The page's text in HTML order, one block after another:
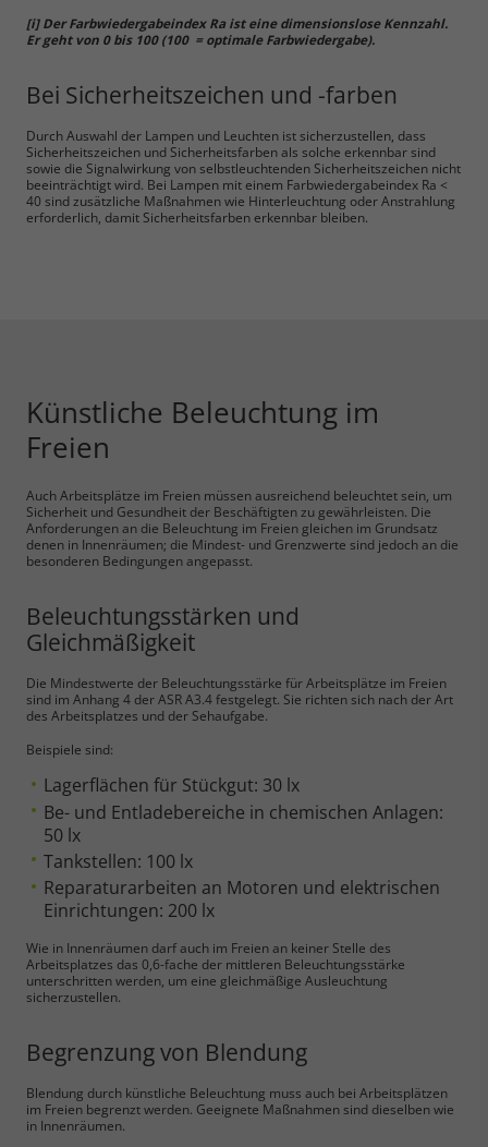
[i] Der Farbwiedergabeindex Ra ist eine dimensionslose Kennzahl.
Er geht von 0 bis 100 (100 = optimale Farbwiedergabe).
Bei Sicherheitszeichen und -farben
Durch Auswahl der Lampen und Leuchten ist sicherzustellen, dass
Sicherheitszeichen und Sicherheitsfarben als solche erkennbar sind
sowie die Signalwirkung von selbstleuchtenden Sicherheitszeichen nicht
beeinträchtigt wird. Bei Lampen mit einem Farbwiedergabeindex Ra <
40 sind zusätzliche Maßnahmen wie Hinterleuchtung oder Anstrahlung
erforderlich, damit Sicherheitsfarben erkennbar bleiben.
Künstliche Beleuchtung im
Freien
Auch Arbeitsplätze im Freien müssen ausreichend beleuchtet sein, um
Sicherheit und Gesundheit der Beschäftigten zu gewährleisten. Die
Anforderungen an die Beleuchtung im Freien gleichen im Grundsatz
denen in Innenräumen; die Mindest- und Grenzwerte sind jedoch an die
besonderen Bedingungen angepasst.
Beleuchtungsstärken und
Gleichmäßigkeit
Die Mindestwerte der Beleuchtungsstärke für Arbeitsplätze im Freien
sind im Anhang 4 der ASR A3.4 festgelegt. Sie richten sich nach der Art
des Arbeitsplatzes und der Sehaufgabe.
Beispiele sind:
Lagerflächen für Stückgut: 30 lx
Be- und Entladebereiche in chemischen Anlagen:
50 lx
Tankstellen: 100 lx
Reparaturarbeiten an Motoren und elektrischen
Einrichtungen: 200 lx
Wie in Innenräumen darf auch im Freien an keiner Stelle des
Arbeitsplatzes das 0,6-fache der mittleren Beleuchtungsstärke
unterschritten werden, um eine gleichmäßige Ausleuchtung
sicherzustellen.
Begrenzung von Blendung
Blendung durch künstliche Beleuchtung muss auch bei Arbeitsplätzen
im Freien begrenzt werden. Geeignete Maßnahmen sind dieselben wie
in Innenräumen.